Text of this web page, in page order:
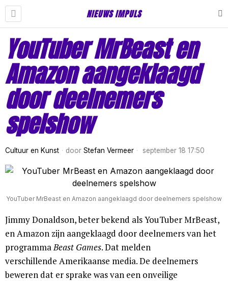
NIEUWS IMPULS
YouTuber MrBeast en
Amazon aangeklaagd
door deelnemers
spelshow
Cultuur en Kunst door Stefan Vermeer september 18 17:50
YouTuber MrBeast en Amazon aangeklaagd door deelnemers spelshow
Jimmy Donaldson, beter bekend als YouTuber MrBeast,
en Amazon zijn aangeklaagd door deelnemers van het
programmaBeast Games. Dat melden
verschillende Amerikaanse media. De deelnemers
beweren dat er sprake was van een onveilige